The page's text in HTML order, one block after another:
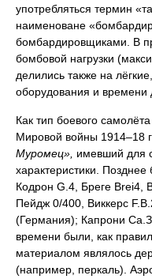
употребляться термин
наименоване
бомбардировщиками. В
бомбовой нагрузки
делились также на
оборудования и
Как тип боевого
Мировой войны 1914–18
Муромец», имевший для
характеристики.
Кодрон G.4, Бреге Brei4,
Пейдж 0/400, Виккерс
(Германия); Капрони
времени были, как
материалом являлось
(например, перкаль).